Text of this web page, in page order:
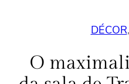
DÉCOR,
O